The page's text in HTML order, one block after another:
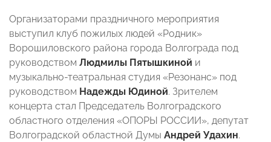
Организаторами праздничного мероприятия
выступил клуб пожилых людей «Родник»
Ворошиловского района города Волгограда под
руководством Людмилы Пятышкиной и
музыкально-театральная студия «Резонанс» под
руководством Надежды Юдиной. Зрителем
концерта стал Председатель Волгоградского
областного отделения «ОПОРЫ РОССИИ», депутат
Волгоградской областной Думы Андрей Удахин.